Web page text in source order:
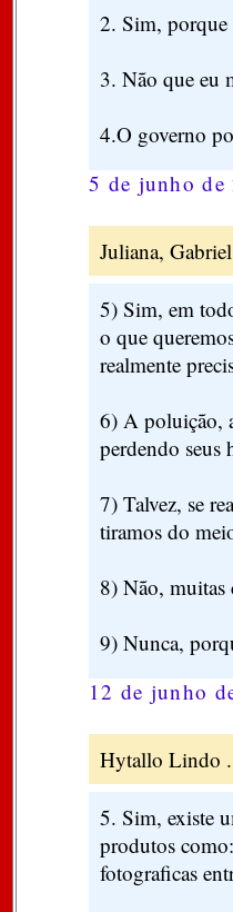
2. Sim, porque
3. Não que eu
4.O governo
5 de junho de
Juliana,
5) Sim, em
o que
realmente
6) A poluição,
perdendo seus
7) Talvez, se
tiramos do
8) Não, muitas
9) Nunca,
12 de junho
Hytallo Lindo .
5. Sim, existe
produtos
fotograficas